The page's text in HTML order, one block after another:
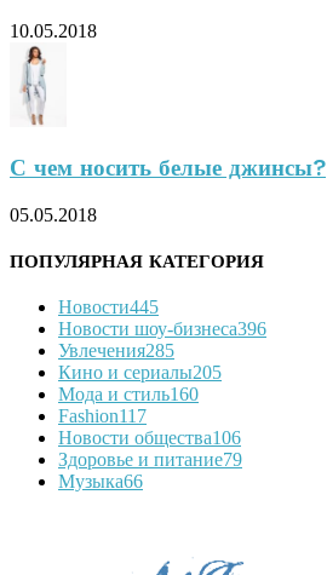
10.05.2018
С чем носить белые джинсы?
05.05.2018
ПОПУЛЯРНАЯ КАТЕГОРИЯ
Новости445
Новости шоу-бизнеса396
Увлечения285
Кино и сериалы205
Мода и стиль160
Fashion117
Новости общества106
Здоровье и питание79
Музыка66